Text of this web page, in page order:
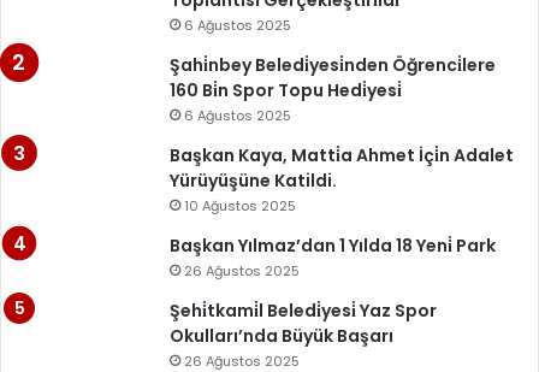
6 Ağustos 2025
Şahi̇nbey Beledi̇yesi̇nden Öğrenci̇lere
160 Bi̇n Spor Topu Hedi̇yesi̇
6 Ağustos 2025
Başkan Kaya, Matti̇a Ahmet İçi̇n Adalet
Yürüyüşüne Katildi.
10 Ağustos 2025
Başkan Yılmaz’dan 1 Yılda 18 Yeni̇ Park
26 Ağustos 2025
Şehi̇tkami̇l Beledi̇yesi̇ Yaz Spor
Okulları’nda Büyük Başarı
26 Ağustos 2025